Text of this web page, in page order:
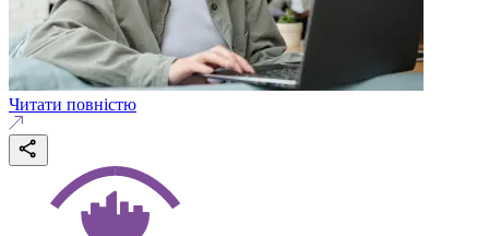
Читати повністю